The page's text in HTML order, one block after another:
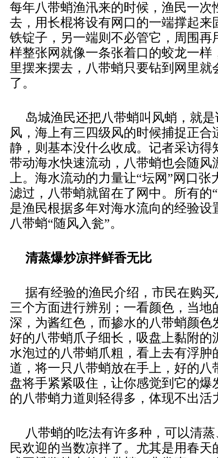
每年八带蛸渔汛来的时候，渔民一次
去，用长棍将设有网口的一端撑起来
铁锭子，另一端则不必管它，周围再
样整张网就像一条张着口的蛟龙一样
里摆来摆去，八带蛸只要钻到网里就
了。
岛城渔民还把八带蛸叫风蛸，就
风，海上有三四级风的时候捕捉正合
静，则基本没什么收成。记者采访得
带动海水快速流动，八带蛸也会随风
上。海水流动的力量让“坛网”网口张
滤过，八带蛸就留在了网中。所有的
是渔民根据多年对海水流向的经验设
八带蛸“随风入瓮”。
清蒸爆炒凉拌鲜香无比
据有经验的渔民介绍，市民在购
三个方面进行辨别；一看颜色，当地
深，为酱红色，而掺水的八带蛸颜色
好的八带蛸爪子细长，吸盘上黏附的
水泡过的八带蛸爪粗，看上去有浮肿
道，将一只八带蛸放在手上，好的八
盘将手紧紧吸住，让你感觉到它的爆
的八带蛸力道则轻得多，体现不出活
八带蛸的吃法有许多种，可以清
民欢迎的当数凉拌了。尤其是用春天